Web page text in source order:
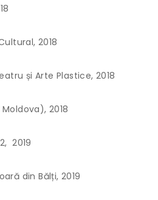
2018
și Arte Plastice, 2018
Moldova), 2018
2019
din Bălți, 2019